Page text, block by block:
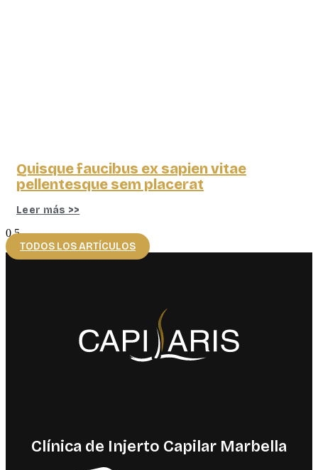
Quisque faucibus ex sapien vitae
pellentesque sem placerat
Leer más >>
TODOS LOS ARTÍCULOS
Clínica de Injerto Capilar Marbella